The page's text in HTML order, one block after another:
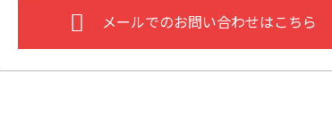
メールでのお問い合わせはこちら